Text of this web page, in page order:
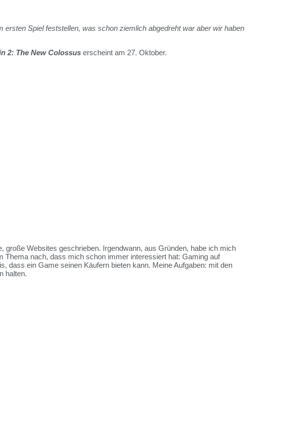
Spiel feststellen, was schon ziemlich abgedreht war aber wir haben
2: The New Colossus erscheint am 27. Oktober.
große Websites geschrieben. Irgendwann, aus Gründen, habe ich mich
Thema nach, dass mich schon immer interessiert hat: Gaming auf
dass ein Game seinen Käufern bieten kann. Meine Aufgaben: mit den
halten.